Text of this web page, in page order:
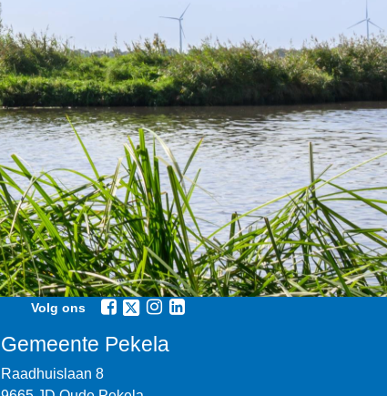
Volg ons
Gemeente Pekela
Raadhuislaan 8